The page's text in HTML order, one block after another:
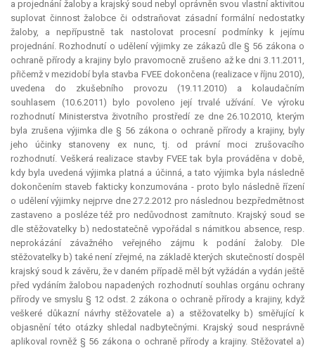
a projednání žaloby a krajský soud nebyl oprávněn svou vlastní aktivitou
suplovat činnost žalobce či odstraňovat zásadní formální nedostatky
žaloby, a nepřípustně tak nastolovat procesní podmínky k jejímu
projednání. Rozhodnutí o udělení výjimky ze zákazů dle § 56 zákona o
ochraně přírody a krajiny bylo pravomocně zrušeno až ke dni 3.11.2011,
přičemž v mezidobí byla stavba FVEE dokončena (realizace v říjnu 2010),
uvedena do zkušebního provozu (19.11.2010) a kolaudačním
souhlasem (10.6.2011) bylo povoleno její trvalé užívání. Ve výroku
rozhodnutí Ministerstva životního prostředí ze dne 26.10.2010, kterým
byla zrušena výjimka dle § 56 zákona o ochraně přírody a krajiny, byly
jeho účinky stanoveny ex nunc, tj. od právní moci zrušovacího
rozhodnutí. Veškerá realizace stavby FVEE tak byla prováděna v době,
kdy byla uvedená výjimka platná a účinná, a tato výjimka byla následně
dokončením staveb fakticky konzumována - proto bylo následně řízení
o udělení výjimky nejprve dne 27.2.2012 pro následnou bezpředmětnost
zastaveno a posléze též pro nedůvodnost zamítnuto. Krajský soud se
dle stěžovatelky b) nedostatečně vypořádal s námitkou absence, resp.
neprokázání závažného veřejného zájmu k podání žaloby. Dle
stěžovatelky b) také není zřejmé, na základě kterých skutečností dospěl
krajský soud k závěru, že v daném případě měl být vyžádán a vydán ještě
před vydáním žalobou napadených rozhodnutí souhlas orgánu ochrany
přírody ve smyslu § 12 odst. 2 zákona o ochraně přírody a krajiny, když
veškeré důkazní návrhy stěžovatele a) a stěžovatelky b) směřující k
objasnění této otázky shledal nadbytečnými. Krajský soud nesprávně
aplikoval rovněž § 56 zákona o ochraně přírody a krajiny. Stěžovatel a)